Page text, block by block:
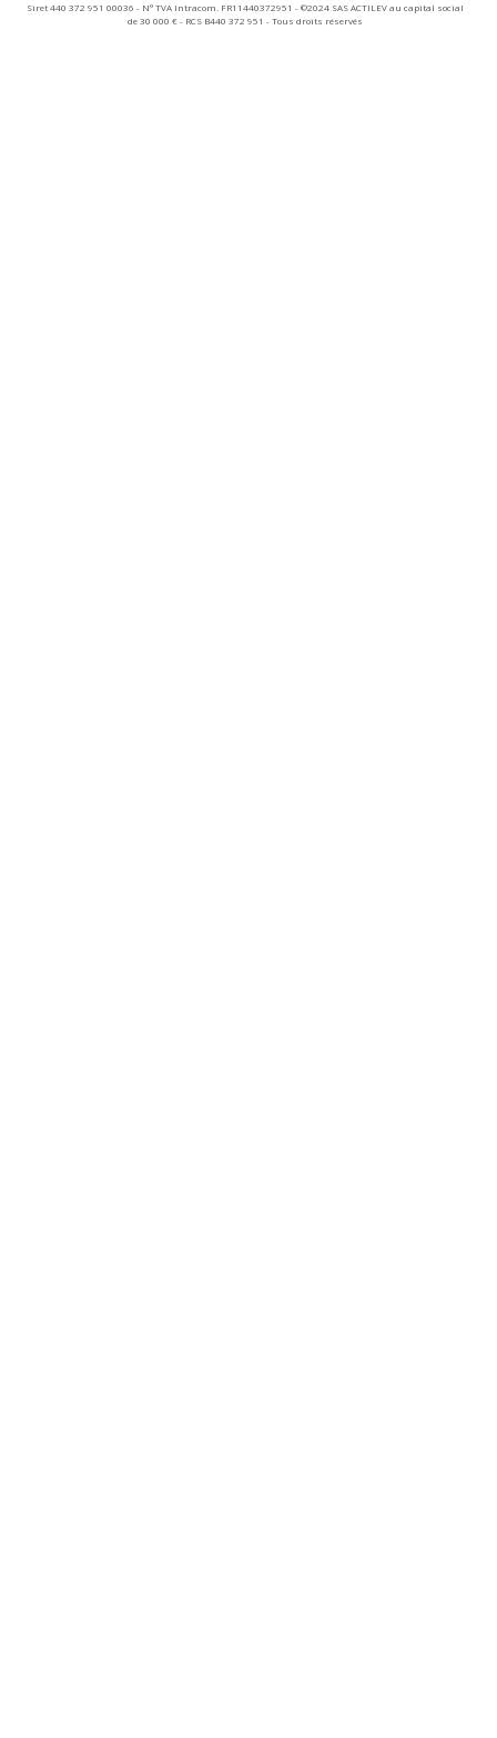
Siret 440 372 951 00036 - N° TVA Intracom. FR11440372951 - ©2024 SAS ACTILEV au capital social
de 30 000 € - RCS B440 372 951 - Tous droits réservés​​